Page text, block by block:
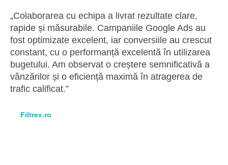
„Colaborarea cu echipa a livrat rezultate clare,
rapide și măsurabile. Campaniile Google Ads au
fost optimizate excelent, iar conversiile au crescut
constant, cu o performanță excelentă în utilizarea
bugetului. Am observat o creștere semnificativă a
vânzărilor și o eficiență maximă în atragerea de
trafic calificat.”
Filtrex.ro